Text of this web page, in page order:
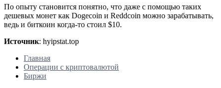
По опыту становится понятно, что даже с помощью таких
дешевых монет как Dogecoin и Reddcoin можно зарабатывать,
ведь и биткоин когда-то стоил $10.
Источник: hyipstat.top
Главная
Операции с криптовалютой
Биржи